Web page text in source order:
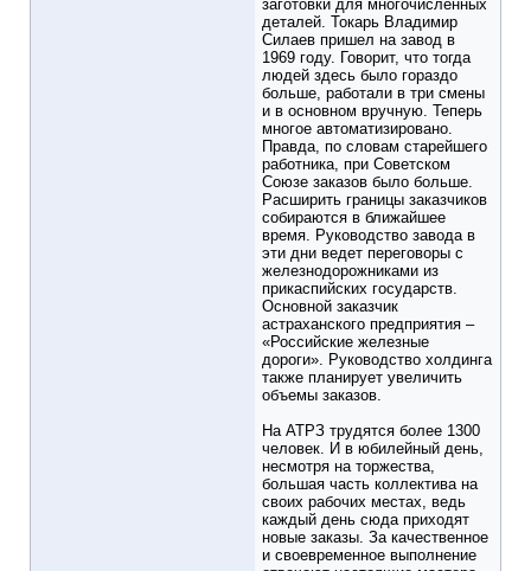
заготовки для многочисленных
деталей. Токарь Владимир
Силаев пришел на завод в
1969 году. Говорит, что тогда
людей здесь было гораздо
больше, работали в три смены
и в основном вручную. Теперь
многое автоматизировано.
Правда, по словам старейшего
работника, при Советском
Союзе заказов было больше.
Расширить границы заказчиков
собираются в ближайшее
время. Руководство завода в
эти дни ведет переговоры с
железнодорожниками из
прикаспийских государств.
Основной заказчик
астраханского предприятия –
«Российские железные
дороги». Руководство холдинга
также планирует увеличить
объемы заказов.
На АТРЗ трудятся более 1300
человек. И в юбилейный день,
несмотря на торжества,
большая часть коллектива на
своих рабочих местах, ведь
каждый день сюда приходят
новые заказы. За качественное
и своевременное выполнение